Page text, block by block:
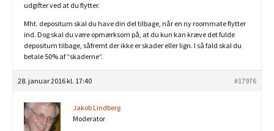
udgifter ved at du flytter.
Mht. depositum skal du have din del tilbage, når en ny roommate flytter
ind. Dog skal du være opmærksom på, at du kun kan kræve det fulde
depositum tilbage, såfremt der ikke er skader eller lign. I så fald skal du
betale 50% af “skaderne”.
28. januar 2016 kl. 17:40 #17976
Jakob Lindberg
Moderator